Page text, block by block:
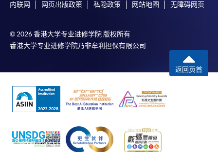
内联网 网页出版政策 私隐政策 网站地图 无障碍网页
© 2026 香港大学专业进修学院 版权所有
香港大学专业进修学院乃非牟利担保有限公司
返回页首